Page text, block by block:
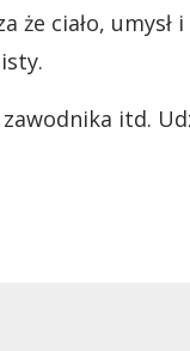
że ciało, umysł
itd.